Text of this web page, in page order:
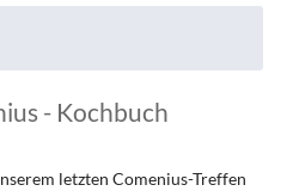
- Kochbuch
letzten Comenius-Treffen